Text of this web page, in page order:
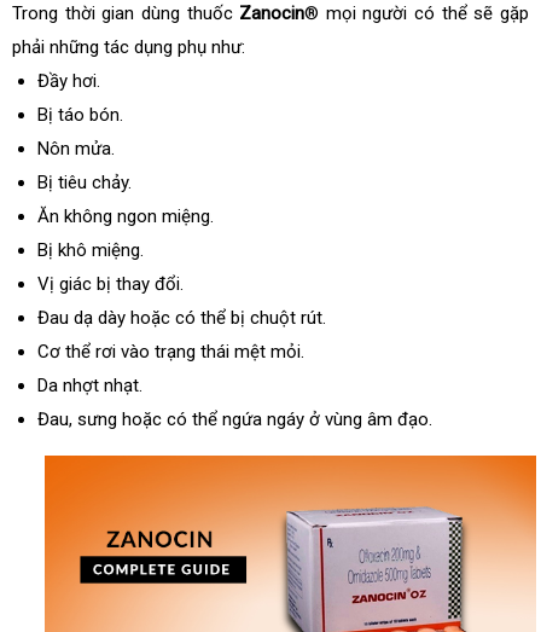
Trong thời gian dùng thuốc Zanocin® mọi người có thể sẽ gặp
phải những tác dụng phụ như:
Đầy hơi.
Bị táo bón.
Nôn mửa.
Bị tiêu chảy.
Ăn không ngon miệng.
Bị khô miệng.
Vị giác bị thay đổi.
Đau dạ dày hoặc có thể bị chuột rút.
Cơ thể rơi vào trạng thái mệt mỏi.
Da nhợt nhạt.
Đau, sưng hoặc có thể ngứa ngáy ở vùng âm đạo.